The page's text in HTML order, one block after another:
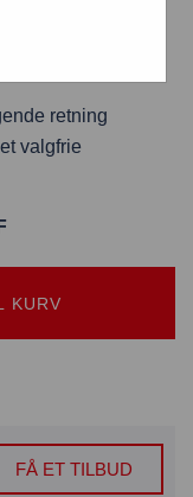
retning
valgfrie
KURV
FÅ ET TILBUD